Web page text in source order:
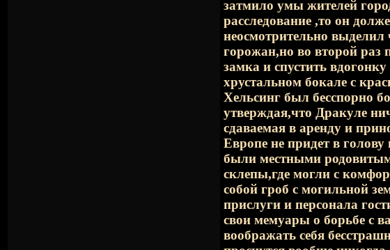
затмило умы жителей
расследование ,то он
неосмотрительно
горожан,но во второй раз
замка и спустить
хрустальном бокале с
Хельсинг был бесспорно
утверждая,что Дракуле
сдаваемая в аренду и
Европе не придет в
были местными
склепы,где могли с
собой гроб с могильной
прислуги и персонала
свои мемуары о борьбе с
воображать себя